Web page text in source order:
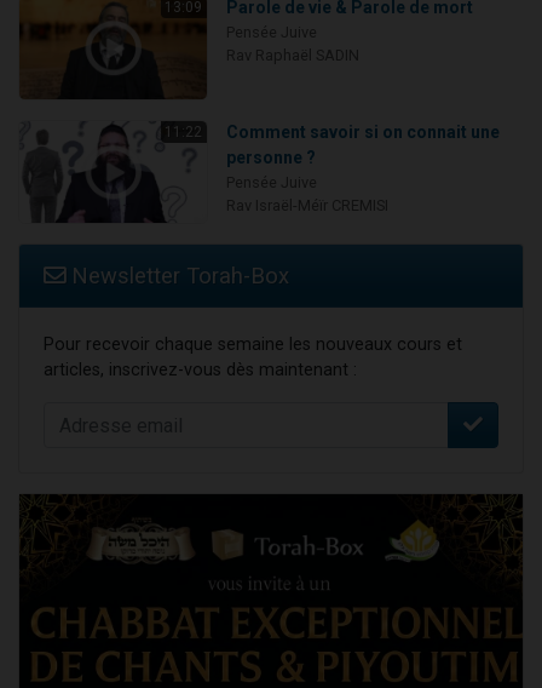
13:09 Parole de vie & Parole de mort
11:22
Comment savoir si on connait une
personne ?
Newsletter Torah-Box
Pour recevoir chaque semaine les nouveaux cours et
articles, inscrivez-vous dès maintenant :